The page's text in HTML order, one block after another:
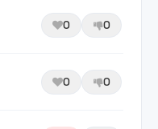
0 0
0 0